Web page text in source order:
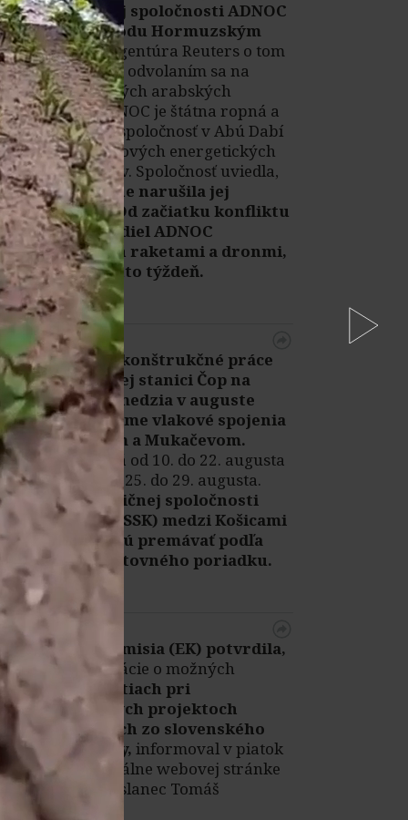
plynárenskej spoločnosti ADNOC
počas prechodu Hormuzským
prielivom.Agentúra Reuters o tom
informovala s odvolaním sa na
úrady Spojených arabských
emirátov. ADNOC je štátna ropná a
plynárenská spoločnosť v Abú Dabí
a jedno z kľúčových energetických
aktív emirátov. Spoločnosť uviedla,
ževojna vážne narušila jej
prevádzku. Od začiatku konfliktu
bolo 15 plavidiel ADNOC
napadnutých raketami a dronmi,
tri z nich tento týždeň.
14:53
Rozsiahle rekonštrukčné práce
na železničnej stanici Čop na
Ukrajine obmedzia v auguste
vybrané priame vlakové spojenia
medzi Čopom a Mukačevom.
Výluka potrvá od 10. do 22. augusta
a následne od 25. do 29. augusta.
Vlaky Železničnej spoločnosti
Slovensko (ZSSK) medzi Košicami
a Čopom budú premávať podľa
platného cestovného poriadku.
Čítať viac
Európska komisia (EK) potvrdila,
že má informácie o možných
nezrovnalostiach pri
digitalizačných projektoch
financovaných zo slovenského
plánu obnovy, informoval v piatok
na svojej oficiálne webovej stránke
český europoslanec Tomáš
Zdechovský.